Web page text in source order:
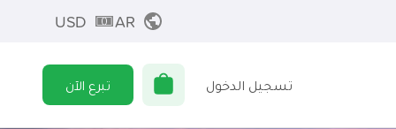
AR
USD
تسجيل الدخول تبرع الآن